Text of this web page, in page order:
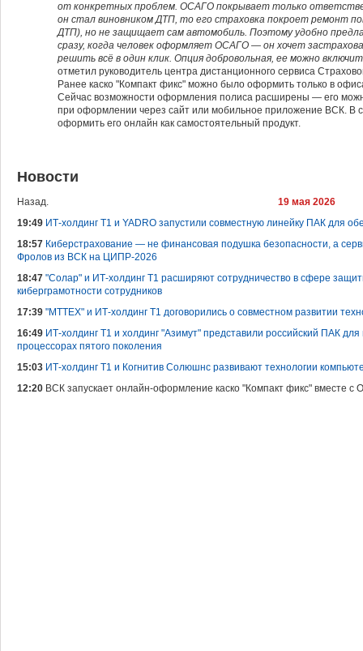
от конкретных проблем. ОСАГО покрывает только
он стал виновником ДТП, то его страховка покроет ремонт
ДТП), но не защищает сам автомобиль. Поэтому удобно
сразу, когда человек оформляет ОСАГО — он хочет
решить всё в один клик. Опция добровольная, ее можно
отметил руководитель центра дистанционного сервиса
Ранее каско "Компакт фикс" можно было оформить только в
Сейчас возможности оформления полиса расширены — его
при оформлении через сайт или мобильное приложение ВСК. В
оформить его онлайн как самостоятельный продукт.
Новости
Назад.
19 мая 2026
19:49 ИТ-холдинг T1 и YADRO запустили совместную линейку ПАК для
18:57 Киберстрахование — не финансовая подушка безопасности, а
Фролов из ВСК на ЦИПР-2026
18:47 "Солар" и ИТ-холдинг Т1 расширяют сотрудничество в сфере
киберграмотности сотрудников
17:39 "МТТЕХ" и ИТ-холдинг Т1 договорились о совместном развитии
16:49 ИТ-холдинг Т1 и холдинг "Азимут" представили российский ПАК
процессорах пятого поколения
15:03 ИТ-холдинг Т1 и Когнитив Солюшнс развивают технологии
12:20 ВСК запускает онлайн-оформление каско "Компакт фикс" вместе с